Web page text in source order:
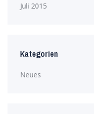
Juli 2015
Kategorien
Neues